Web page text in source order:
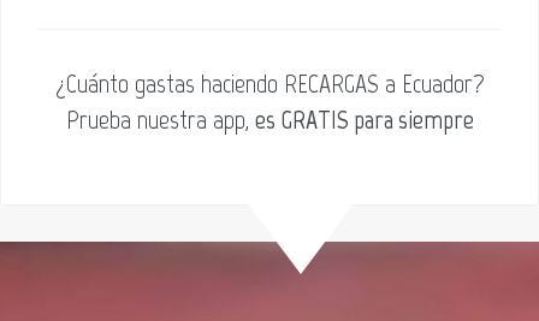
¿Cuánto gastas haciendo RECARGAS a Ecuador?
Prueba nuestra app, es GRATIS para siempre